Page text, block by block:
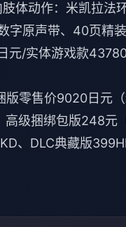
体动作：米凯拉法
字原声带、40页精
元/实体游戏款
零售价9020日元
级捆绑包版248元
、DLC典藏版